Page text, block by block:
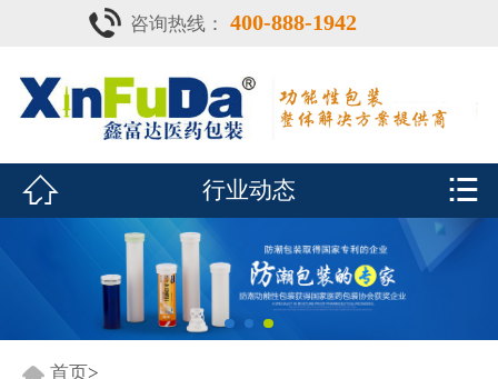
 首页
产品中心
鑫富达资质
行业动态
咨询热线： 400-888-1942
 行业动态 
首页>